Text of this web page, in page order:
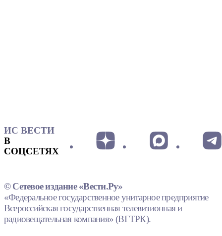
ИС ВЕСТИ
В
СОЦСЕТЯХ
© Сетевое издание «Вести.Ру»
«Федеральное государственное унитарное предприятие
Всероссийская государственная телевизионная и
радиовещательная компания» (ВГТРК).